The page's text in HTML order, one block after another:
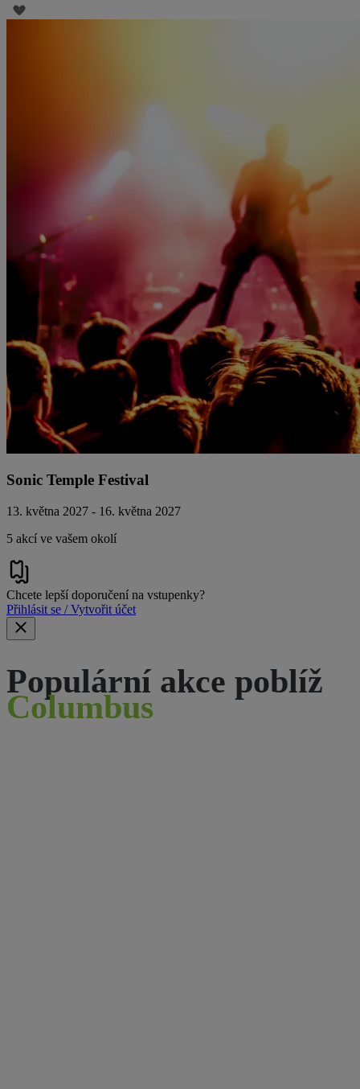
Sonic Temple Festival
13. května 2027 - 16. května 2027
5 akcí ve vašem okolí
Chcete lepší doporučení na vstupenky?
Přihlásit se / Vytvořit účet
Populární akce poblíž
Columbus